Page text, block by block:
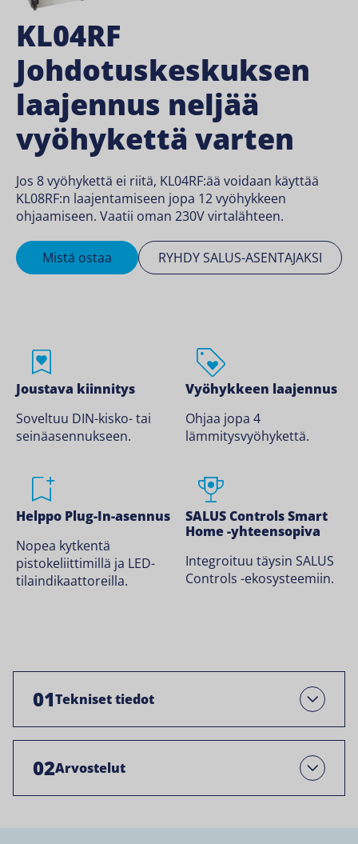
KL04RF
Johdotuskeskuksen
laajennus neljää
vyöhykettä varten
Jos 8 vyöhykettä ei riitä, KL04RF:ää voidaan käyttää
KL08RF:n laajentamiseen jopa 12 vyöhykkeen
ohjaamiseen. Vaatii oman 230V virtalähteen.
Mistä ostaa RYHDY SALUS-ASENTAJAKSI
Joustava kiinnitys
Soveltuu DIN-kisko- tai
seinäasennukseen.
Vyöhykkeen laajennus
Ohjaa jopa 4
lämmitysvyöhykettä.
Helppo Plug-In-asennus
Nopea kytkentä
pistokeliittimillä ja LED-
tilaindikaattoreilla.
SALUS Controls Smart
Home -yhteensopiva
Integroituu täysin SALUS
Controls -ekosysteemiin.
01Tekniset tiedot Avaa
02Arvostelut Open